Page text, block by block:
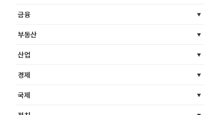
금융
부동산
산업
경제
국제